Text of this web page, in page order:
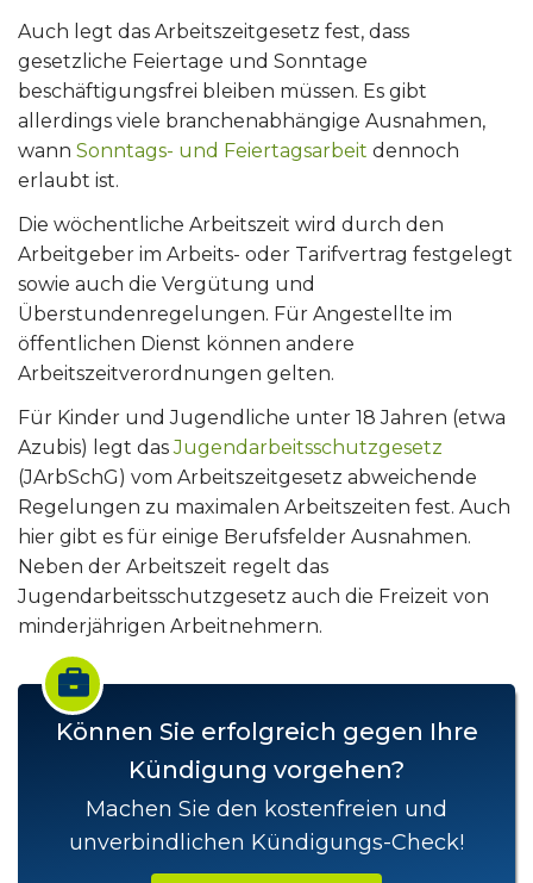
Auch legt das Arbeitszeitgesetz fest, dass
gesetzliche Feiertage und Sonntage
beschäftigungsfrei bleiben müssen. Es gibt
allerdings viele branchenabhängige Ausnahmen,
wann Sonntags- und Feiertagsarbeit dennoch
erlaubt ist.
Die wöchentliche Arbeitszeit wird durch den
Arbeitgeber im Arbeits- oder Tarifvertrag festgelegt
sowie auch die Vergütung und
Überstundenregelungen. Für Angestellte im
öffentlichen Dienst können andere
Arbeitszeitverordnungen gelten.
Für Kinder und Jugendliche unter 18 Jahren (etwa
Azubis) legt dasJugendarbeitsschutzgesetz
(JArbSchG) vom Arbeitszeitgesetz abweichende
Regelungen zu maximalen Arbeitszeiten fest. Auch
hier gibt es für einige Berufsfelder Ausnahmen.
Neben der Arbeitszeit regelt das
Jugendarbeitsschutzgesetz auch die Freizeit von
minderjährigen Arbeitnehmern.
Können Sie erfolgreich gegen Ihre
Kündigung vorgehen?
Machen Sie den kostenfreien und
unverbindlichen Kündigungs-Check!